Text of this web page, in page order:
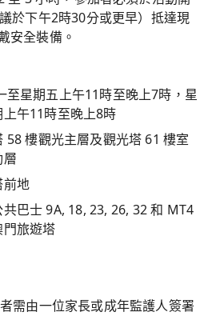
於下午2時30分或更早）抵達現
安全裝備。
至星期五上午11時至晚上7時，星
午11時至晚上8時
58 樓觀光主層及觀光塔 61 樓室
層
前地
巴士 9A, 18, 23, 26, 32 和 MT4
旅遊塔
需由一位家長或成年監護人簽署